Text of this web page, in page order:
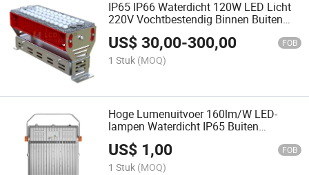
IP65 IP66 Waterdicht 120W LED Licht
220V Vochtbestendig Binnen Buiten
5000K Melkvee Stallen LED Flood Light
150lm/W Dali of Bewegingssensor 1-
10V Dimbaar
US$30,00-300,00 FOB
1 Stuk (MOQ)
Hoge Lumenuitvoer 160lm/W LED-
lampen Waterdicht IP65 Buiten
Floodlight 220V 6500K Werklampen
100W 5 Jaar Garantie voor Industriële
Verlichtingsoplossing
US$ 1,00 FOB
1 Stuk (MOQ)